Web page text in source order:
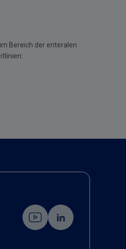
Bereich der enteralen